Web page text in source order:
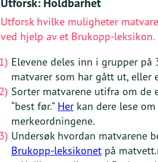
kjøtt- og fiskebein i
naturlig gjødsel til
positivmiljømessig
Å lage mat til andre
verdi. Dette betyr at
vi koser oss ved å
viktige ting å gjøre
Utforsk hvilke muligheter
ved hjelp av et Brukopp-leksikon.
Elevene deles inn i grupper
matvarer som har gått ut, eller
Sorter matvarene utifra om de
“best før.” Her kan dere lese
merkeordningene.
Undersøk hvordan matvarene
Brukopp-leksikonet på